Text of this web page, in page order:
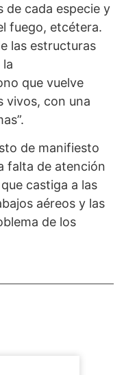
de cada especie y
fuego, etcétera.
las estructuras
la
que vuelve
vivos, con una
de manifiesto
falta de atención
castiga a las
aéreos y las
de los